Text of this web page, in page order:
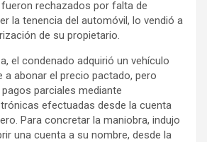
rechazados por falta de
la tenencia del automóvil, lo vendió a
de su propietario.
el condenado adquirió un vehículo
abonar el precio pactado, pero
parciales mediante
efectuadas desde la cuenta
Para concretar la maniobra, indujo
una cuenta a su nombre, desde la